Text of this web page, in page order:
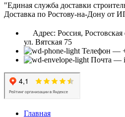
"Единая служба доставки
Доставка по Ростову-на-Дону от
Адрес: Россия,
ул. Вятская 75
Телефон —
Почта —
Главная